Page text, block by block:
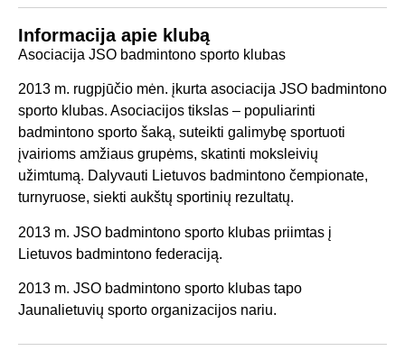
Informacija apie klubą
Asociacija JSO badmintono sporto klubas
2013 m. rugpjūčio mėn. įkurta asociacija JSO badmintono
sporto klubas. Asociacijos tikslas – populiarinti
badmintono sporto šaką, suteikti galimybę sportuoti
įvairioms amžiaus grupėms, skatinti moksleivių
užimtumą. Dalyvauti Lietuvos badmintono čempionate,
turnyruose, siekti aukštų sportinių rezultatų.
2013 m. JSO badmintono sporto klubas priimtas į
Lietuvos badmintono federaciją.
2013 m. JSO badmintono sporto klubas tapo
Jaunalietuvių sporto organizacijos nariu.